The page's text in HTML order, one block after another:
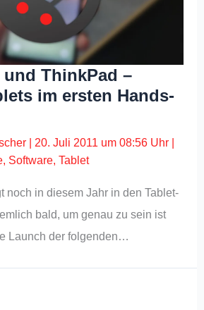
und ThinkPad –
im ersten Hands-
20. Juli 2011 um 08:56 Uhr
, Software,Tablet
noch in diesem Jahr in den Tablet-
bald, um genau zu sein ist
Launch der folgenden…